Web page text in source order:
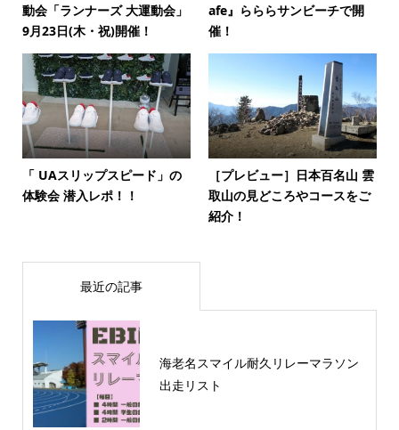
動会「ランナーズ 大運動会」
9月23日(木・祝)開催！
afe』らららサンビーチで開
催！
「 UAスリップスピード」の
体験会 潜入レポ！！
［プレビュー］日本百名山 雲
取山の見どころやコースをご
紹介！
最近の記事
海老名スマイル耐久リレーマラソン
出走リスト